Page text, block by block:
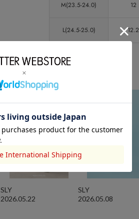
M(23.5-24.0) 12
L(24.5-25.0) 12.2
2026.05.22
SLY
2026.05.08
SLY